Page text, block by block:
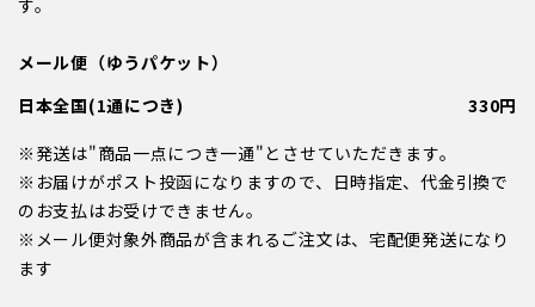
す。
メール便（ゆうパケット）
日本全国(1通につき)
330円
※発送は"商品一点につき一通"とさせていただきます。
※お届けがポスト投函になりますので、日時指定、代金引換で
のお支払はお受けできません。
※メール便対象外商品が含まれるご注文は、宅配便発送になり
ます